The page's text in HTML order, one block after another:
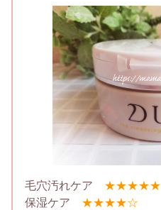
毛穴汚れケア ★★★★★
保湿ケア ★★★★☆